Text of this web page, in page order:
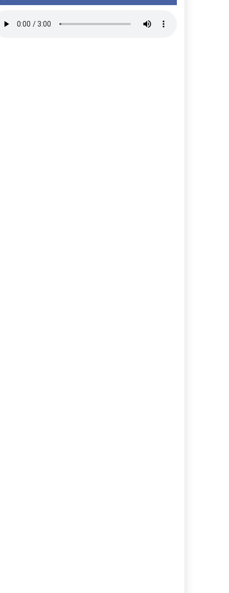
নামল সমর্থন | বাংলাদেশ প্রতিদিন